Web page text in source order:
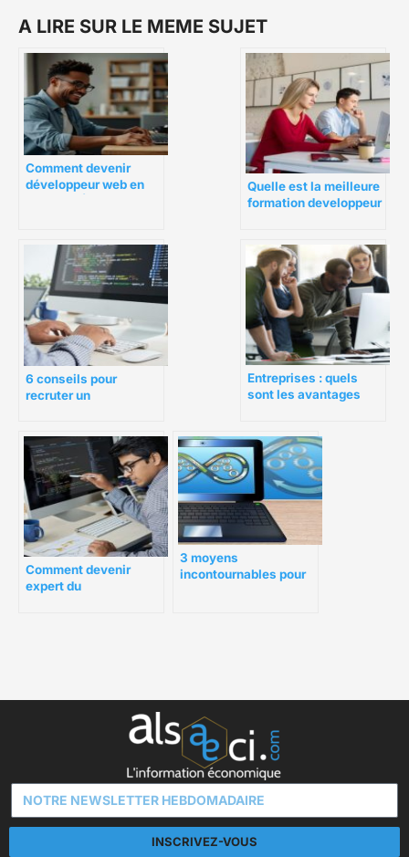
A LIRE SUR LE MEME SUJET
Comment devenir
développeur web en
Quelle est la meilleure
formation developpeur
6 conseils pour
recruter un
Entreprises : quels
sont les avantages
Comment devenir
expert du
3 moyens
incontournables pour
INSCRIVEZ-VOUS